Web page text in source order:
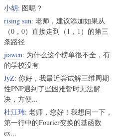
小胡: 图呢？
rising sun: 老师，建议添加如果从
（0，0）直接走到（1，1）的第三
条路径
jiawen: 为什么这个榜单很不全，有
的学校没有
JyZ: 你好，我最近尝试解三维周期
性PNP遇到了些困难暂时无法解
决，方便...
杜江玮: 老师，您好！我想问一下，
第一行中的Fourier变换的基函数
ex...